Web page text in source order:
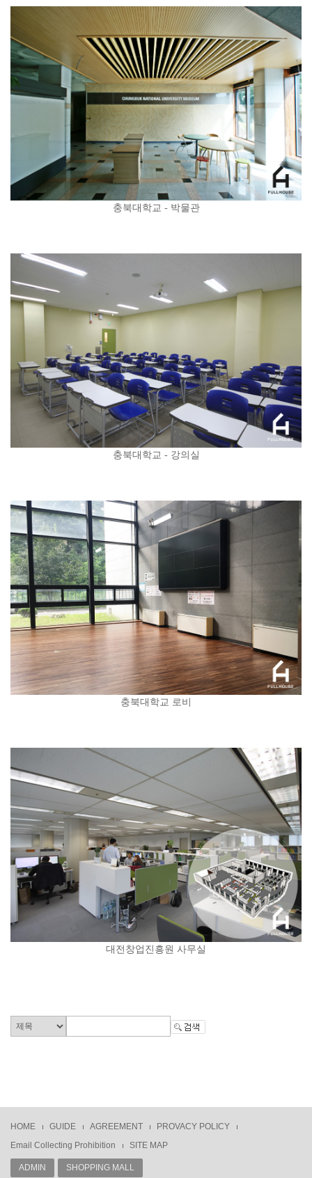
충북대학교 - 박물관
충북대학교 - 강의실
충북대학교 로비
대전창업진흥원 사무실
HOME GUIDE AGREEMENT
PROVACY POLICY
Email Collecting Prohibition
SITE MAP
ADMIN SHOPPING MALL